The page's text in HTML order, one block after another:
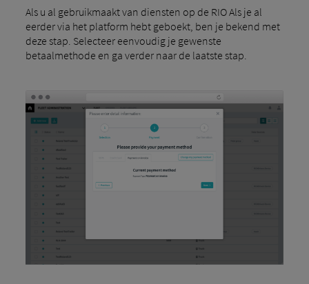
Als u al gebruikmaakt van diensten op de RIO Als je al
eerder via het platform hebt geboekt, ben je bekend met
deze stap. Selecteer eenvoudig je gewenste
betaalmethode en ga verder naar de laatste stap.